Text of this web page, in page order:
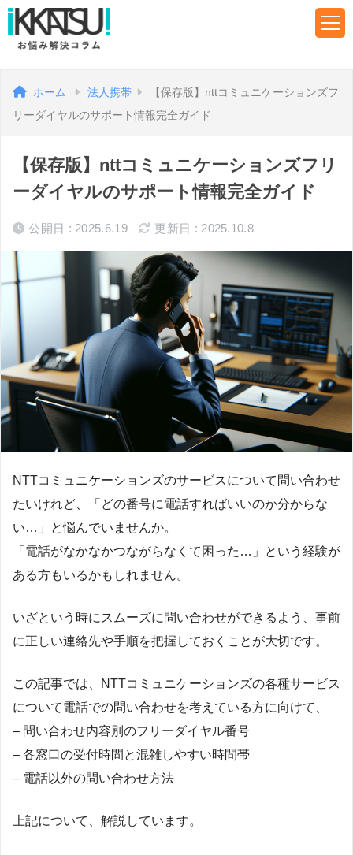
ホーム 法人携帯
【保存版】nttコミュニケーションズフ
リーダイヤルのサポート情報完全ガイド
【保存版】nttコミュニケーションズフリ
ーダイヤルのサポート情報完全ガイド
公開日 : 2025.6.19 更新日 : 2025.10.8
NTTコミュニケーションズのサービスについて問い合わせ
たいけれど、「どの番号に電話すればいいのか分からな
い…」と悩んでいませんか。
「電話がなかなかつながらなくて困った…」という経験が
ある方もいるかもしれません。
いざという時にスムーズに問い合わせができるよう、事前
に正しい連絡先や手順を把握しておくことが大切です。
この記事では、NTTコミュニケーションズの各種サービス
について電話での問い合わせを考えている方に向けて、
– 問い合わせ内容別のフリーダイヤル番号
– 各窓口の受付時間と混雑しやすい時間帯
– 電話以外の問い合わせ方法
上記について、解説しています。